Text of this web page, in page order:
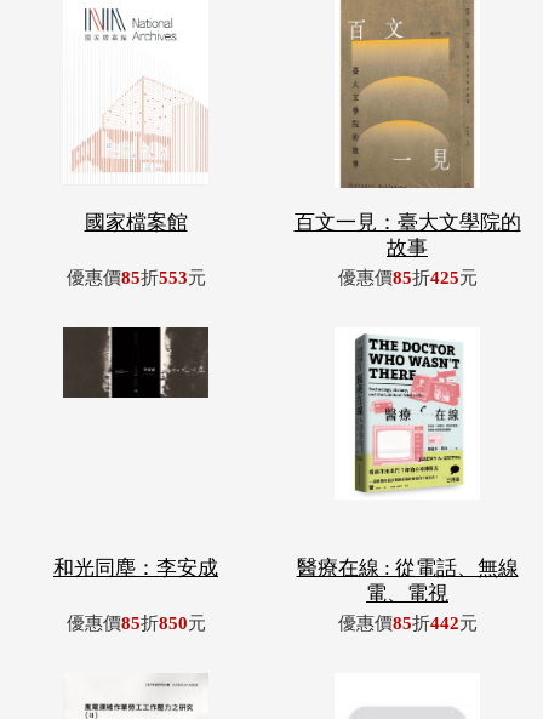
國家檔案館
優惠價85折553元
百文一見：臺大文學院的
故事
優惠價85折425元
和光同塵：李安成
優惠價85折850元
醫療在線 : 從電話、無線
電、電視
優惠價85折442元